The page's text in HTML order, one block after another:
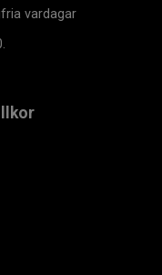
vardagar